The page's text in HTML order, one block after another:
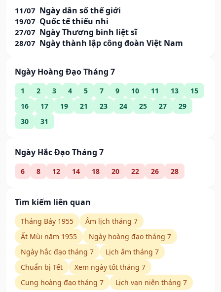
11/07 Ngày dân số thế giới
19/07 Quốc tế thiếu nhi
27/07 Ngày Thương binh liệt sĩ
28/07 Ngày thành lập công đoàn Việt Nam
Ngày Hoàng Đạo Tháng 7
1 2 3 4 5 7 9 10 11 13
15
16
17 19 21 23 24 25 27
29
30
31
Ngày Hắc Đạo Tháng 7
6 8 12 14 18 20 22 26 28
Tìm kiếm liên quan
Tháng Bảy 1955
Âm lịch tháng 7
Ất Mùi năm 1955
Ngày hoàng đạo tháng 7
Ngày hắc đạo tháng 7
Lịch âm tháng 7
Chuẩn bị Tết
Xem ngày tốt tháng 7
Cung hoàng đạo tháng 7
Lịch vạn niên tháng 7